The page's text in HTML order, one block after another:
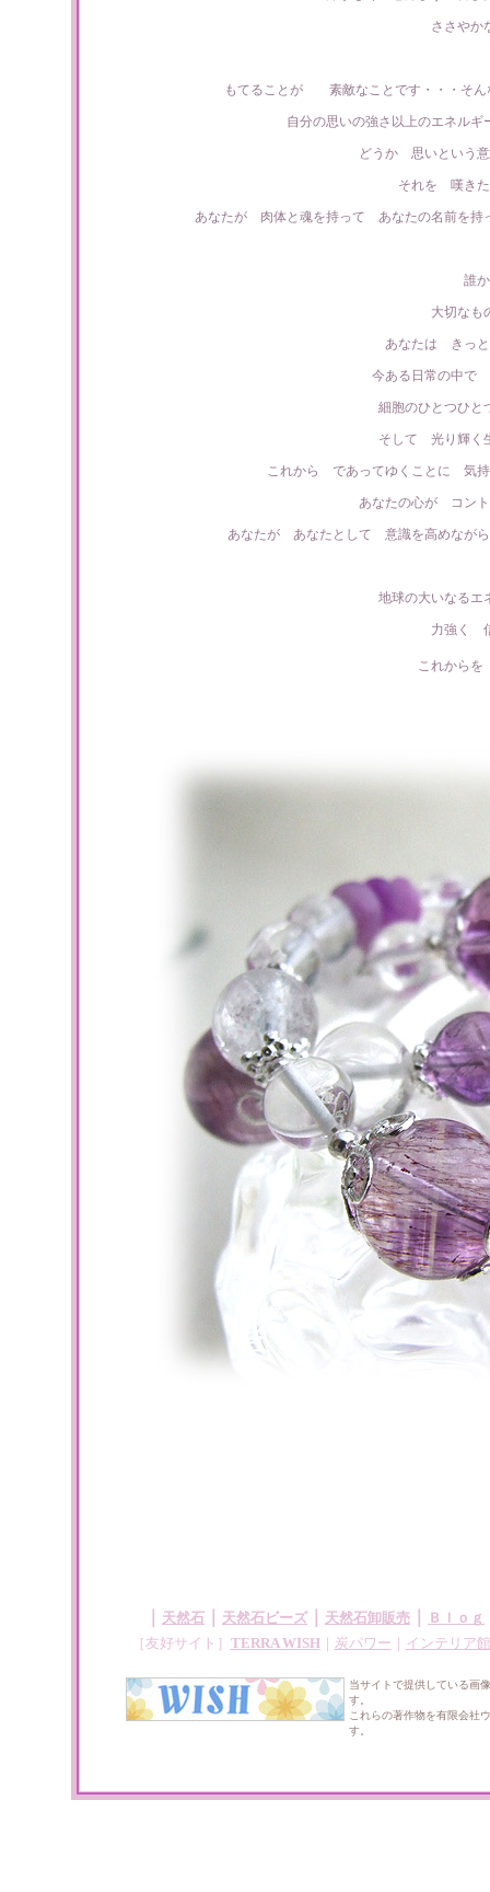
ささや
もてることが 素敵なことです・・・そん
自分の思いの強さ以上のエネル
どうか 思いという
それを 嘆き
あなたが 肉体と魂を持って あなたの名前を持
誰
大切なも
あなたは きっ
今ある日常の中で
細胞のひとつひ
そして 光り輝く
これから であってゆくことに 気
あなたの心が コント
あなたが あなたとして 意識を高めなが
地球の大いなるエ
力強く
これから
天然石 天然石ビーズ｜ 天然石卸販売 Ｂｌｏｇ
［友好サイト］ TERRA WISH｜ 炭パワー インテリア館
当サイトで提供している画
す。
これらの著作物を有限会社
す。